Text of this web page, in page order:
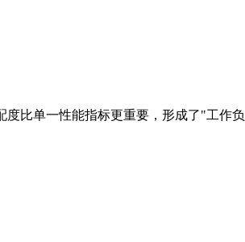
比单一性能指标更重要，形成了"工作